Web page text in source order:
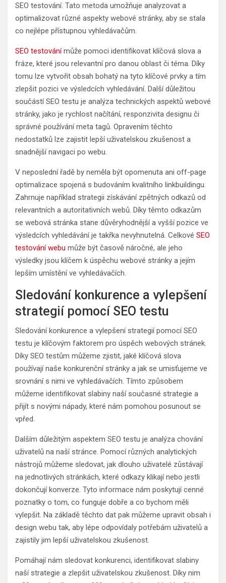
SEO testování. Tato metoda umožňuje analyzovat a
optimalizovat různé aspekty webové stránky, aby se stala
co nejlépe přístupnou vyhledávačům.
SEO testovánímůže pomoci identifikovat klíčová slova a
fráze, které jsou relevantní pro danou oblast či téma. Díky
tomu lze vytvořit obsah bohatý na tyto klíčové prvky a tím
zlepšit pozici ve výsledcích vyhledávání. Další důležitou
součástí SEO testu je analýza technických aspektů webové
stránky, jako je rychlost načítání, responzivita designu či
správné používání meta tagů. Opravením těchto
nedostatků lze zajistit lepší uživatelskou zkušenost a
snadnější navigaci po webu.
V neposlední řadě by neměla být opomenuta ani off-page
optimalizace spojená s budováním kvalitního linkbuildingu.
Zahrnuje například strategii získávání zpětných odkazů od
relevantních a autoritativních webů. Díky těmto odkazům
se webová stránka stane důvěryhodnější a vyšší pozice ve
výsledcích vyhledávání je takřka nevyhnutelná. Celkové SEO
testování webu může být časově náročné, ale jeho
výsledky jsou klíčem k úspěchu webové stránky a jejím
lepším umístění ve vyhledávačích.
Sledování konkurence a vylepšení
strategií pomocí SEO testu
Sledování konkurence a vylepšení strategií pomocí SEO
testu je klíčovým faktorem pro úspěch webových stránek.
Díky SEO testům můžeme zjistit, jaké klíčová slova
používají naše konkurenční stránky a jak se umisťujeme ve
srovnání s nimi ve vyhledávačích. Tímto způsobem
můžeme identifikovat slabiny naší současné strategie a
přijít s novými nápady, které nám pomohou posunout se
vpřed.
Dalším důležitým aspektem SEO testu je analýza chování
uživatelů na naší stránce. Pomocí různých analytických
nástrojů můžeme sledovat, jak dlouho uživatelé zůstávají
na jednotlivých stránkách, které odkazy klikají nebo jestli
dokončují konverze. Tyto informace nám poskytují cenné
poznatky o tom, co funguje dobře a co bychom měli
vylepšit. Na základě těchto dat pak můžeme upravit obsah i
design webu tak, aby lépe odpovídaly potřebám uživatelů a
zajistily jim lepší uživatelskou zkušenost.
Pomáhají nám sledovat konkurenci, identifikovat slabiny
naší strategie a zlepšit uživatelskou zkušenost. Díky nim